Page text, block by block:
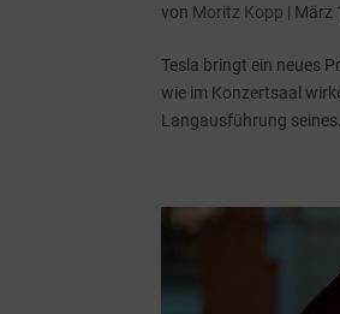
von Moritz Kopp | März
Tesla bringt ein neues
wie im Konzertsaal
Langausführung